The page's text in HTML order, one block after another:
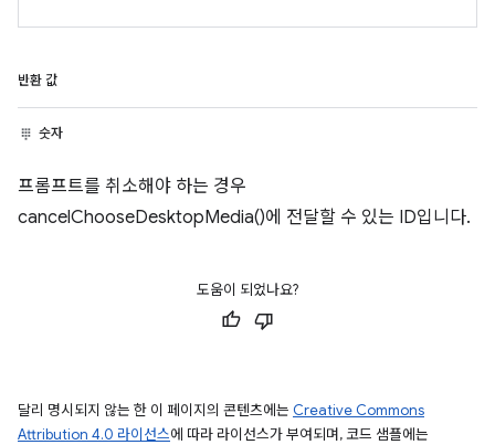
반환 값
숫자
프롬프트를 취소해야 하는 경우
cancelChooseDesktopMedia()에 전달할 수 있는 ID입니다.
도움이 되었나요?
달리 명시되지 않는 한 이 페이지의 콘텐츠에는 Creative Commons
Attribution 4.0 라이선스에 따라 라이선스가 부여되며, 코드 샘플에는